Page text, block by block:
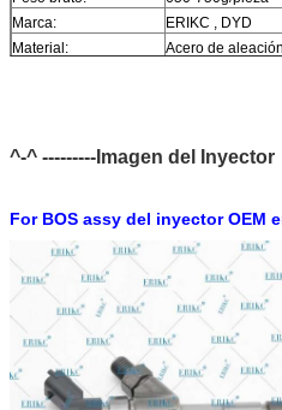
Marca:
ERIKC , DYD
Material:
Acero de
Plazo de entrega /
Tiempo de entrega:
Dentro de 1-2
los productos
embalaje en el
Forma de envío:
DHL, FedEx,
Condiciones de pago:
T/T, Western
Mercado de
exportación actual:
América del Sur/
Asia, Australia.
^-^ ---------Imagen del Inyector
For BOS assy del inyector OEM